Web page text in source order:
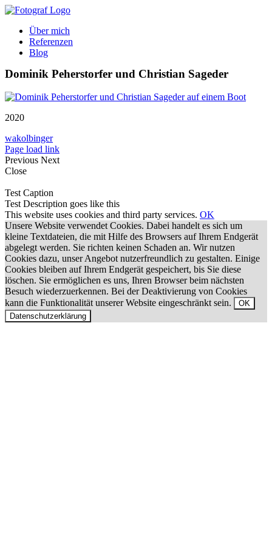
Zum
springenÜber mich
Referenzen
Blog
Dominik Peherstorfer und Christian Sageder
2020
wakolbinger
Page load link
Previous Next
Close
Test Caption
Test Description goes like this
This website uses cookies and third party services. OK
Unsere Website verwendet Cookies. Dabei handelt es sich um
kleine Textdateien, die mit Hilfe des Browsers auf Ihrem Endgerät
abgelegt werden. Sie richten keinen Schaden an. Wir nutzen
Cookies dazu, unser Angebot nutzerfreundlich zu gestalten. Einige
Cookies bleiben auf Ihrem Endgerät gespeichert, bis Sie diese
löschen. Sie ermöglichen es uns, Ihren Browser beim nächsten
Besuch wiederzuerkennen. Bei der Deaktivierung von Cookies
kann die Funktionalität unserer Website eingeschränkt sein.
OK
Datenschutzerklärung